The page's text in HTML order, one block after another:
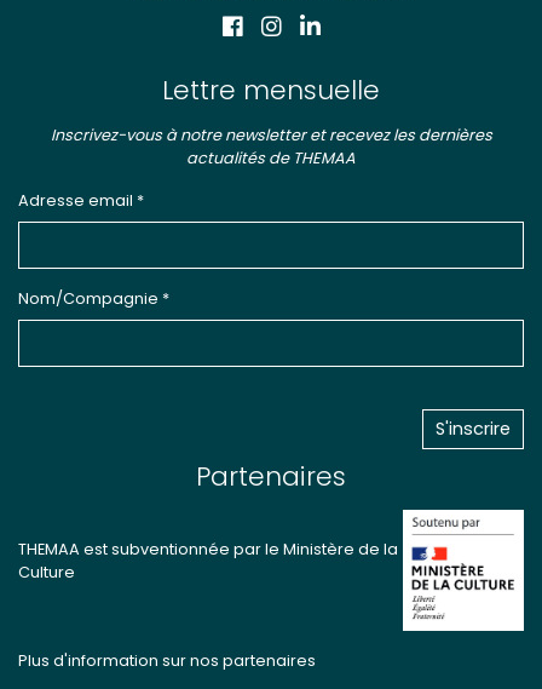
Lettre mensuelle
Inscrivez-vous à notre newsletter et recevez les dernières
actualités de THEMAA
Adresse email *
Nom/Compagnie *
Partenaires
THEMAA est subventionnée par le Ministère de la
Culture
Plus d'information sur nos partenaires